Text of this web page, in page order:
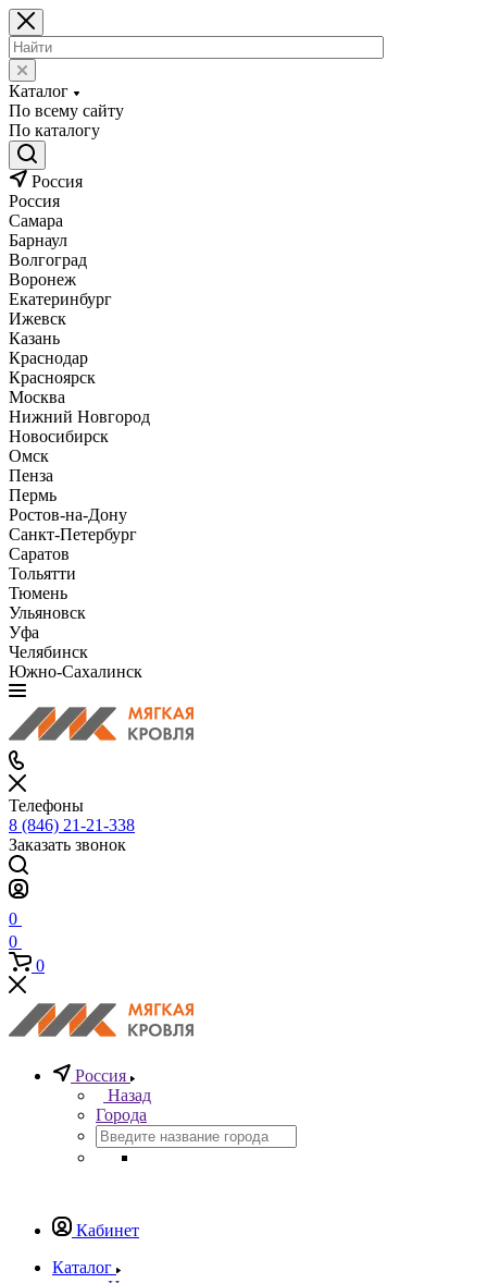
Каталог
По всему сайту
По каталогу
Россия
Россия
Самара
Барнаул
Волгоград
Воронеж
Екатеринбург
Ижевск
Казань
Краснодар
Красноярск
Москва
Нижний Новгород
Новосибирск
Омск
Пенза
Пермь
Ростов-на-Дону
Санкт-Петербург
Саратов
Тольятти
Тюмень
Ульяновск
Уфа
Челябинск
Южно-Сахалинск
Телефоны
8 (846) 21-21-338
Заказать звонок
0
0
0
Россия
Назад
Города
Кабинет
Каталог